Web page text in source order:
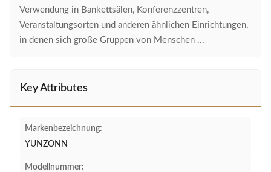
Verwendung in Bankettsälen, Konferenzzentren,
Veranstaltungsorten und anderen ähnlichen Einrichtungen,
in denen sich große Gruppen von Menschen ...
Key Attributes
Markenbezeichnung:
YUNZONN
Modellnummer: